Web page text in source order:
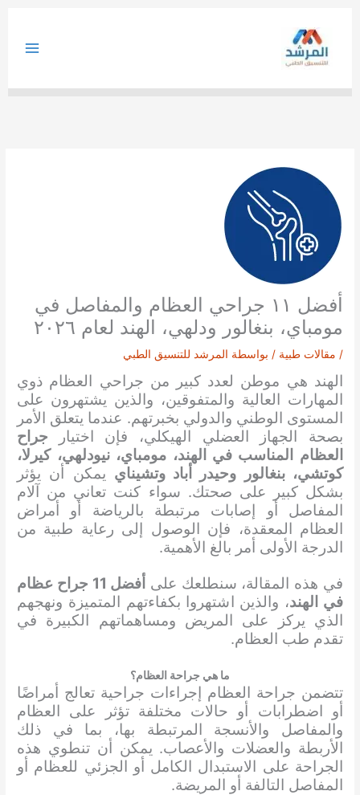
أفضل ١١ جراحي العظام والمفاصل في
مومباي، بنغالور ودلهي، الهند لعام ٢٠٢٦
/ مقالات طبية / بواسطة المرشد للتنسيق الطبي
الهند هي موطن لعدد كبير من جراحي العظام ذوي
المهارات العالية والمتفوقين، والذين يشتهرون على
المستوى الوطني والدولي بخبرتهم. عندما يتعلق الأمر
بصحة الجهاز العضلي الهيكلي، فإن اختيار
جراح
العظام المناسب في الهند، مومباي، نيودلهي، كيرلا،
كوتشي، بنغالور وحيدر أباد وتشيناي يمكن أن يؤثر
بشكل كبير على صحتك. سواء كنت تعاني من آلام
المفاصل أو إصابات مرتبطة بالرياضة أو أمراض
العظام المعقدة، فإن الوصول إلى رعاية طبية من
الدرجة الأولى أمر بالغ الأهمية.
في هذه المقالة، سنطلعك على
أفضل 11 جراح عظام
في الهند، والذين اشتهروا بكفاءتهم المتميزة ونهجهم
الذي يركز على المريض ومساهماتهم الكبيرة في
تقدم طب العظام.
ما هي جراحة العظام؟
تتضمن جراحة العظام إجراءات جراحية تعالج أمراضًا
أو اضطرابات أو حالات مختلفة تؤثر على العظام
والمفاصل والأنسجة المرتبطة بها، بما في ذلك
الأربطة والعضلات والأعصاب. يمكن أن تنطوي هذه
الجراحة على الاستبدال الكامل أو الجزئي للعظام أو
المفاصل التالفة أو المريضة.